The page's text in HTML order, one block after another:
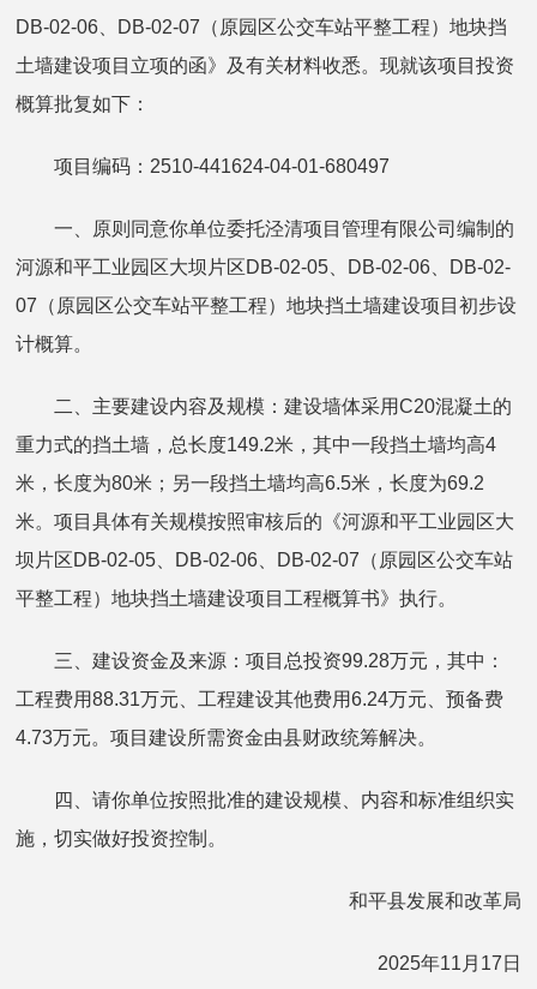
DB-02-06、DB-02-07（原园区公交车站平整工程）地块挡
土墙建设项目立项的函》及有关材料收悉。现就该项目投资
概算批复如下：
项目编码：2510-441624-04-01-680497
一、原则同意你单位委托泾清项目管理有限公司编制的
河源和平工业园区大坝片区DB-02-05、DB-02-06、DB-02-
07（原园区公交车站平整工程）地块挡土墙建设项目初步设
计概算。
二、主要建设内容及规模：建设墙体采用C20混凝土的
重力式的挡土墙，总长度149.2米，其中一段挡土墙均高4
米，长度为80米；另一段挡土墙均高6.5米，长度为69.2
米。项目具体有关规模按照审核后的《河源和平工业园区大
坝片区DB-02-05、DB-02-06、DB-02-07（原园区公交车站
平整工程）地块挡土墙建设项目工程概算书》执行。
三、建设资金及来源：项目总投资99.28万元，其中：
工程费用88.31万元、工程建设其他费用6.24万元、预备费
4.73万元。项目建设所需资金由县财政统筹解决。
四、请你单位按照批准的建设规模、内容和标准组织实
施，切实做好投资控制。
和平县发展和改革局
2025年11月17日